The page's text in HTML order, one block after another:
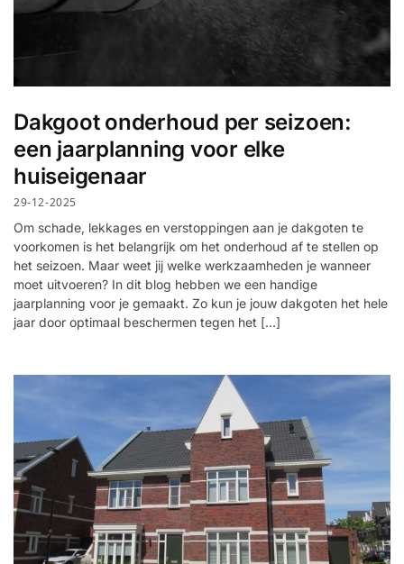
Dakgoot onderhoud per seizoen:
een jaarplanning voor elke
huiseigenaar
29-12-2025
Om schade, lekkages en verstoppingen aan je dakgoten te
voorkomen is het belangrijk om het onderhoud af te stellen op
het seizoen. Maar weet jij welke werkzaamheden je wanneer
moet uitvoeren? In dit blog hebben we een handige
jaarplanning voor je gemaakt. Zo kun je jouw dakgoten het hele
jaar door optimaal beschermen tegen het […]